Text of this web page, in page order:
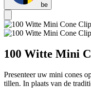
be
100 Witte Mini
Presenteer uw mini cones
tillen. In plaats van de